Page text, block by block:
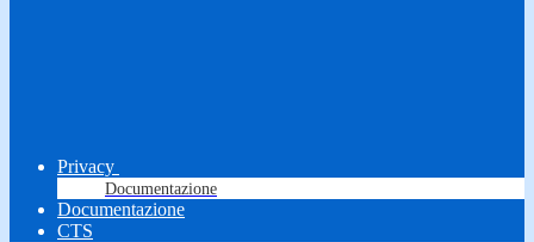
Privacy
Documentazione
Documentazione
CTS